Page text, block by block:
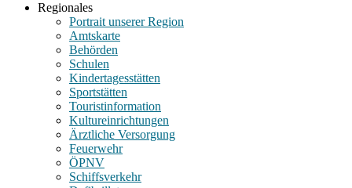
Regionales
Portrait unserer Region
Amtskarte
Behörden
Schulen
Kindertagesstätten
Sportstätten
Touristinformation
Kultureinrichtungen
Ärztliche Versorgung
Feuerwehr
ÖPNV
Schiffsverkehr